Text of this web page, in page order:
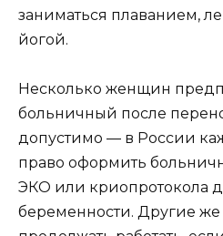
заниматься плаванием,
йогой.
Несколько женщин
больничный после
допустимо — в России
право оформить
ЭКО или криопротокола
беременности. Другие